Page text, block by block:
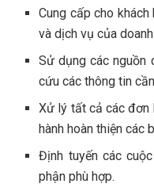
Cung cấp cho
và dịch vụ của
Sử dụng các nguồn
cứu các thông tin
Xử lý tất cả các đơn
hành hoàn thiện các
Định tuyến các
phận phù hợp.